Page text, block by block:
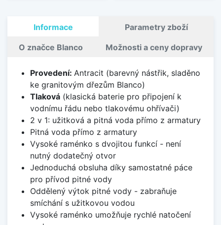
Informace Parametry zboží
O značce Blanco Možnosti a ceny dopravy
Provedení: Antracit (barevný nástřik, sladěno
ke granitovým dřezům Blanco)
Tlaková(klasická baterie pro připojení k
vodnímu řádu nebo tlakovému ohřívači)
2 v 1: užitková a pitná voda přímo z armatury
Pitná voda přímo z armatury
Vysoké raménko s dvojitou funkcí - není
nutný dodatečný otvor
Jednoduchá obsluha díky samostatné páce
pro přívod pitné vody
Oddělený výtok pitné vody - zabraňuje
smíchání s užitkovou vodou
Vysoké raménko umožňuje rychlé natočení